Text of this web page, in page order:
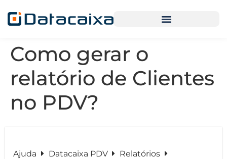
Como gerar o
relatório de Clientes
no PDV?
Ajuda Datacaixa PDV
Relatórios